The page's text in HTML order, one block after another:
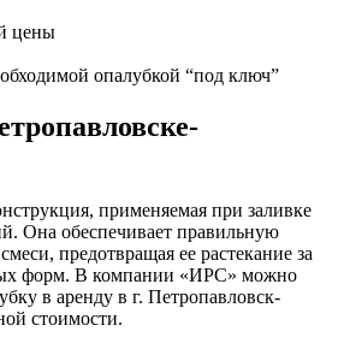
цены
опалубкой “под ключ”
применяемая при заливке
Она обеспечивает правильную
предотвращая ее растекание за
форм. В компании «ИРС» можно
в аренду в г. Петропавловск-
стоимости.